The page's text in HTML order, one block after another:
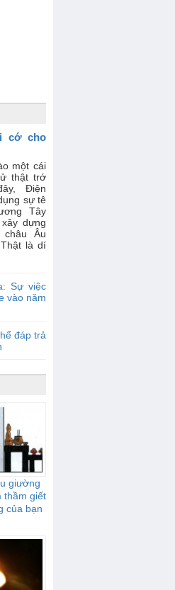
cớ cho
một cái
thật trớ
Điện
sự tê
Tây
dựng
Âu
là dí
Sự việc
vào năm
đáp trả
giường
thầm giết
của bạn